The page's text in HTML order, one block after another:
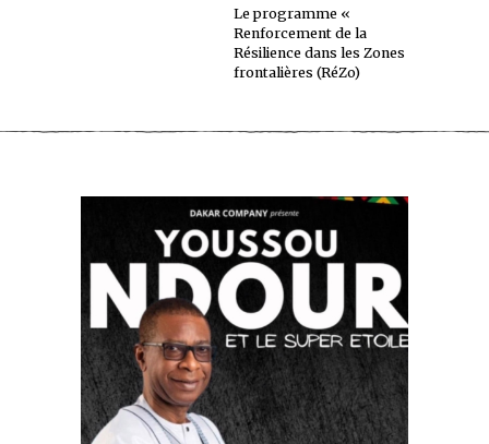
Le programme «
Renforcement de la
Résilience dans les Zones
frontalières (RéZo)